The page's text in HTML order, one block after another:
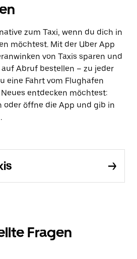
zum Taxi, wenn du dich in
möchtest. Mit der Uber App
von Taxis sparen und
Abruf bestellen – zu jeder
eine Fahrt vom Flughafen
entdecken möchtest:
oder öffne die App und gib in
Fragen